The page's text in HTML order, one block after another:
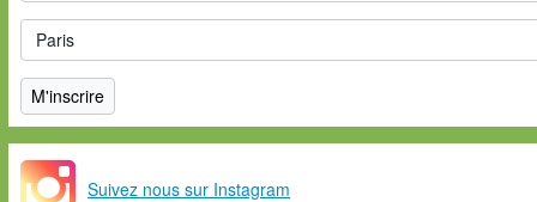
Suivez nous sur Instagram